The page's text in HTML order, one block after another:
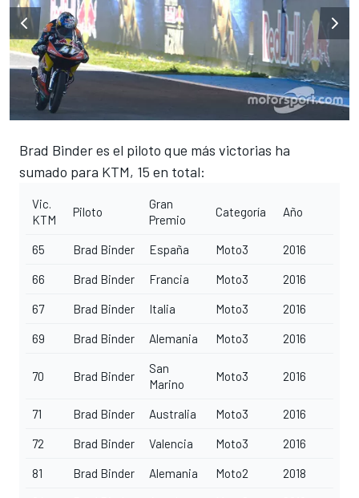
Brad Binder es el piloto que más victorias ha
sumado para KTM, 15 en total:
Vic.
KTM
Piloto
Gran
Premio
Categoría Año
65 Brad Binder España Moto3 2016
66 Brad Binder Francia Moto3 2016
67 Brad Binder Italia Moto3 2016
69 Brad Binder Alemania Moto3 2016
70 Brad Binder
San
Marino
Moto3 2016
71 Brad Binder Australia Moto3 2016
72 Brad Binder Valencia Moto3 2016
81 Brad Binder Alemania Moto2 2018